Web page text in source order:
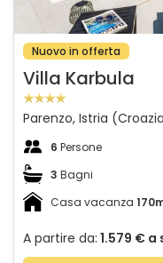
Nuovo in offerta
Villa Karbula
Parenzo, Istria
6 Persone
3 Bagni
Casa vacanza
A partire da: 1.579 € a